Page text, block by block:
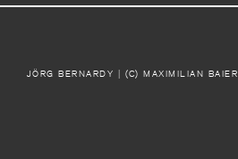
JÖRG BERNARDY | (C) MAXIMILIAN BAIER